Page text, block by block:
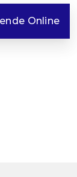
Online